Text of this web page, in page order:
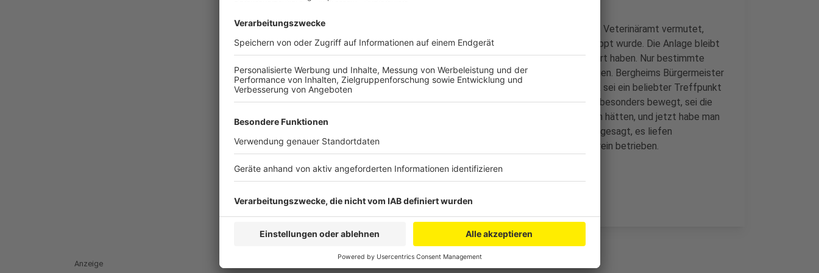
Deshalb wurden 25 weitere Hühner und Enten eingeschläfert. Das Veterinäramt vermutet,
dass die Geflügelpest durch Wildvögel in den Tierpark eingeschleppt wurde. Die Anlage bleibt
vorerst geschlossen, bis die Experten alles ausreichend desinfiziert haben. Nur bestimmte
Personen dürfen auf das Gelände, um die übrigen Tiere zu versorgen. Bergheims Bürgermeister
Mießeler zeigte sich erschreckt und voller Bedauern: Der Tierpark sei ein beliebter Treffpunkt
für Familien und ältere Menschen. Was ihn nach eigenen Angaben besonders bewegt, sei die
Tatsache, dass viele Kinder Patenschaften für Tiere übernommen hätten, und jetzt habe man
einige dieser Tiere töten müssen. Die Stadt hat Unterstützung zugesagt, es liefen
entsprechende Gespräche. Der Tierpark wird von einem Förderverein betrieben.
Anzeige
Anzeige